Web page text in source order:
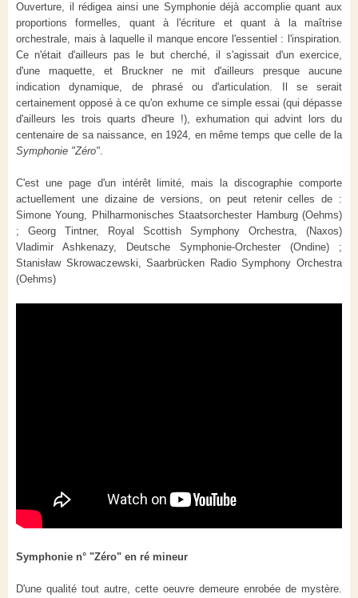
Ouverture, il rédigea ainsi une Symphonie déjà accomplie quant aux
proportions formelles, quant à l'écriture et quant à la maîtrise
orchestrale, mais à laquelle il manque encore l'essentiel : l'inspiration.
Ce n'était d'ailleurs pas le but cherché, il s'agissait d'un exercice,
d'une maquette, et Bruckner ne mit d'ailleurs presque aucune
indication dynamique, de phrasé ou d'articulation. Il se serait
certainement opposé à ce qu'on exhume ce simple essai (qui dépasse
d'ailleurs les trois quarts d'heure !), exhumation qui advint lors du
centenaire de sa naissance, en 1924, en même temps que celle de la
Symphonie "Zéro".
C'est une page d'un intérêt limité, mais la discographie comporte
actuellement une dizaine de versions, on peut retenir celles de :
Simone Young, Philharmonisches Staatsorchester Hamburg (Oehms)
; Georg Tintner, Royal Scottish Symphony Orchestra, (Naxos)
Vladimir Ashkenazy, Deutsche Symphonie-Orchester (Ondine) ;
Stanisław Skrowaczewski, Saarbrücken Radio Symphony Orchestra
(Oehms)
Symphonie n° "Zéro" en ré mineur
D'une qualité tout autre, cette oeuvre demeure enrobée de mystère.